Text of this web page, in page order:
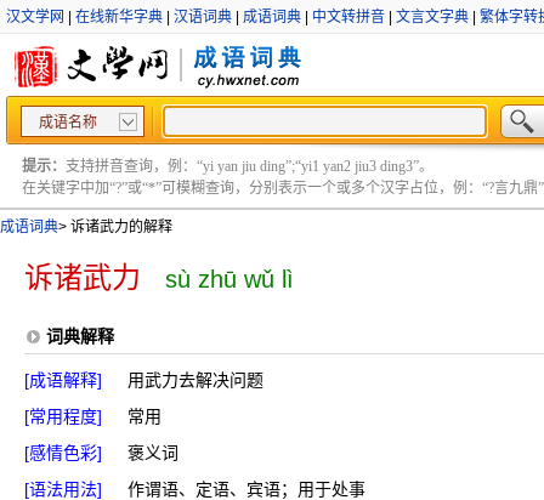
汉文学网 在线新华字典 汉语词典 成语词典 中文转拼音 文言文字典 繁体字转
成语名称
提示： 支持拼音查询，例：“yi yan jiu ding”;“yi1 yan2 jiu3 ding3”。
在关键字中加“?”或“*”可模糊查询，分别表示一个或多个汉字占位，例：“?言九鼎”
成语词典> 诉诸武力的解释
诉诸武力 sù zhū wǔ lì
词典解释
[成语解释]
用武力去解决问题
[常用程度]
常用
[感情色彩]
褒义词
[语法用法]
作谓语、定语、宾语；用于处事